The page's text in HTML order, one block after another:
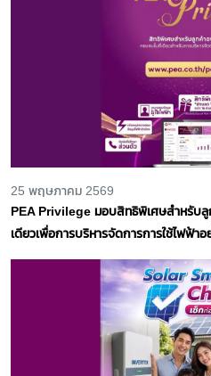
25 พฤษภาคม 2569
PEA Privilege มอบสิทธิพิเศษสำหรับ
เดียวเพื่อการบริหารจัดการการใช้ไฟฟ้า